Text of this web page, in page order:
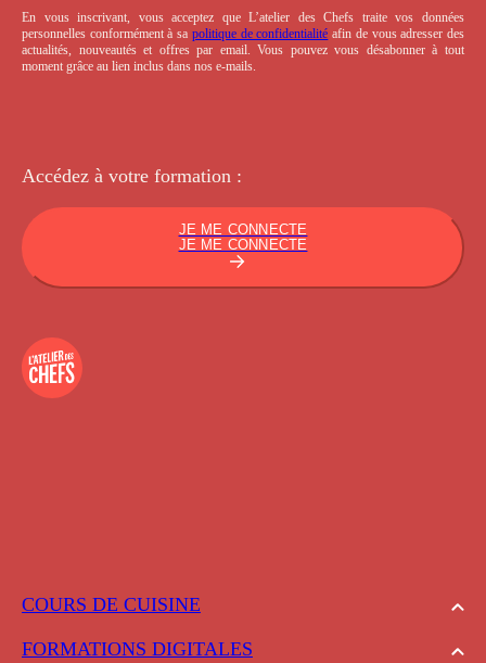
COURS DE CUISINE
FORMATIONS DIGITALES
En vous inscrivant, vous acceptez que L’atelier des Chefs traite vos données
personnelles conformément à sa politique de confidentialité afin de vous adresser des
actualités, nouveautés et offres par email. Vous pouvez vous désabonner à tout
moment grâce au lien inclus dans nos e-mails.
Accédez à votre formation :
JE ME CONNECTE
JE ME CONNECTE